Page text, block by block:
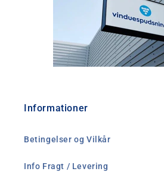
Informationer
Betingelser og Vilkår
Info Fragt / Levering